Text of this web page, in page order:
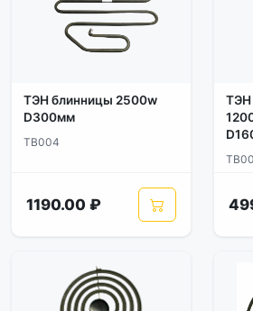
ТЭН блинницы 2500w
D300мм
TB004
1190.00 ₽
ТЭН